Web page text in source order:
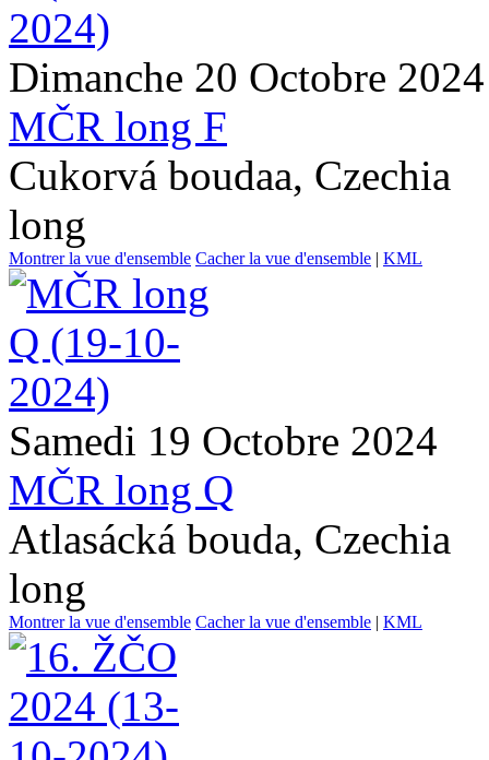
Dimanche 20 Octobre 2024
MČR long F
Cukorvá boudaa, Czechia
long
Montrer la vue d'ensemble Cacher la vue d'ensemble | KML
Samedi 19 Octobre 2024
MČR long Q
Atlasácká bouda, Czechia
long
Montrer la vue d'ensemble Cacher la vue d'ensemble | KML